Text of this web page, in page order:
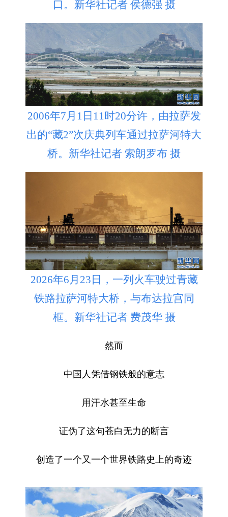
口。新华社记者 侯德强 摄
2006年7月1日11时20分许，由拉萨发
出的“藏2”次庆典列车通过拉萨河特大
桥。新华社记者 索朗罗布 摄
2026年6月23日，一列火车驶过青藏
铁路拉萨河特大桥，与布达拉宫同
框。新华社记者 费茂华 摄
然而
中国人凭借钢铁般的意志
用汗水甚至生命
证伪了这句苍白无力的断言
创造了一个又一个世界铁路史上的奇迹